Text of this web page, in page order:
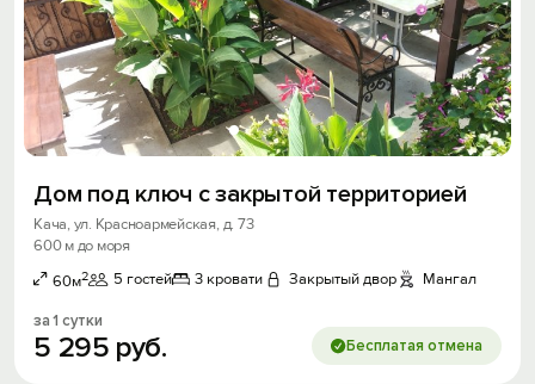
Дом под ключ с закрытой территорией
Кача, ул. Красноармейская, д. 73
600 м до моря
60м2 5 гостей 3 кровати Закрытый двор Мангал
за 1 сутки
5 295 руб. Бесплатая отмена